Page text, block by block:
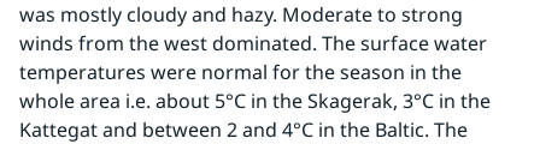
was mostly cloudy and hazy. Moderate to strong
winds from the west dominated. The surface water
temperatures were normal for the season in the
whole area i.e. about 5°C in the Skagerak, 3°C in the
Kattegat and between 2 and 4°C in the Baltic. The